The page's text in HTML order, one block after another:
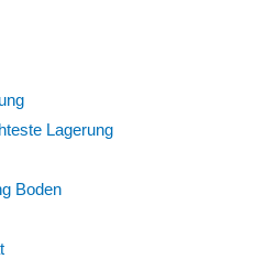
Lagerung
Boden